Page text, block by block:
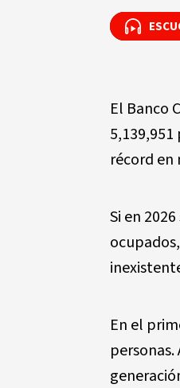
El Banco
récord en
Si en
En el